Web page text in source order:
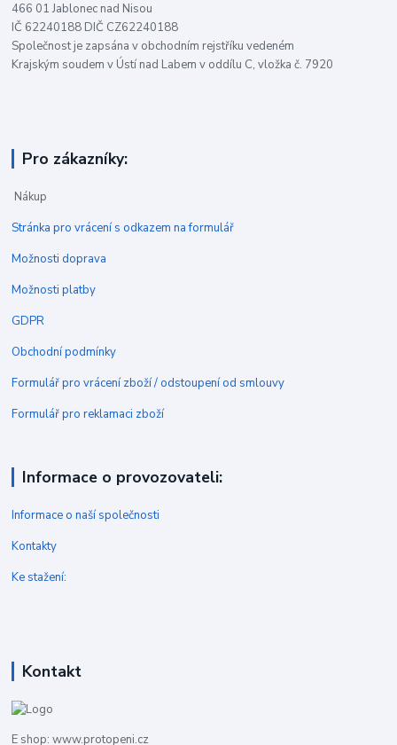
466 01 Jablonec nad Nisou
IČ 62240188 DIČ CZ62240188
Společnost je zapsána v obchodním rejstříku vedeném
Krajským soudem v Ústí nad Labem v oddílu C, vložka č. 7920
Pro zákazníky:
Nákup
Stránka pro vrácení s odkazem na formulář
Možnosti doprava
Možnosti platby
GDPR
Obchodní podmínky
Formulář pro vrácení zboží / odstoupení od smlouvy
Formulář pro reklamaci zboží
Informace o provozovateli:
Informace o naší společnosti
Kontakty
Ke stažení:
Kontakt
E shop: www.protopeni.cz